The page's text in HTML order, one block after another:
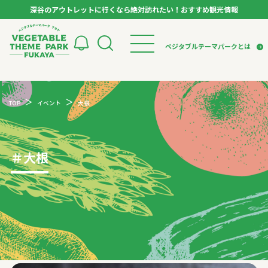
深谷のアウトレットに行くなら絶対訪れたい！おすすめ観光情報
ベジタブルテーマパークとは
検索
トップページ
モデルコース
スポット
イベント
体験
特集記事
ベジタブルテーマパークとは
VTPキャストミーティング
パートナー企業について
市長インタビュー
生産者インタビュー
アンバサダー
お役立ち情報
レシピ集
TOP イベント 大根
＃大根